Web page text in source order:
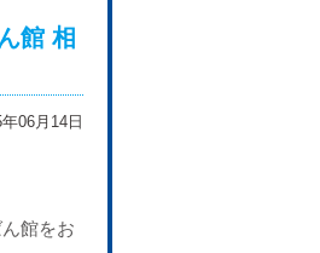
館 相
06月14日
館をお